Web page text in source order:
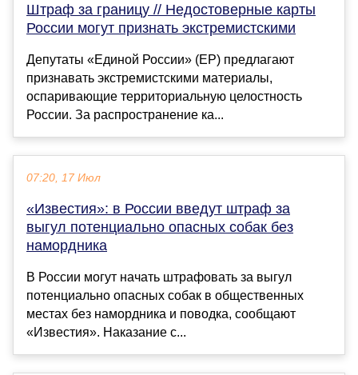
Штраф за границу // Недостоверные карты
России могут признать экстремистскими
Депутаты «Единой России» (ЕР) предлагают
признавать экстремистскими материалы,
оспаривающие территориальную целостность
России. За распространение ка...
07:20, 17 Июл
«Известия»: в России введут штраф за
выгул потенциально опасных собак без
намордника
В России могут начать штрафовать за выгул
потенциально опасных собак в общественных
местах без намордника и поводка, сообщают
«Известия». Наказание с...